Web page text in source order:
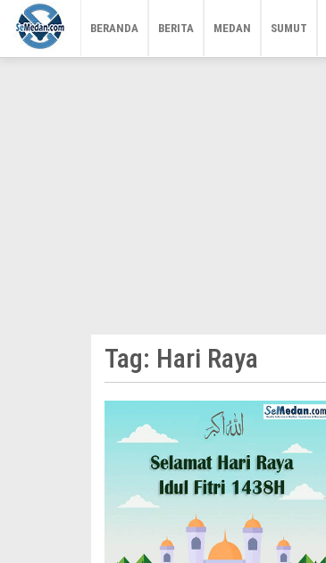
BERANDA BERITA MEDAN SUMUT
Tag: Hari Raya